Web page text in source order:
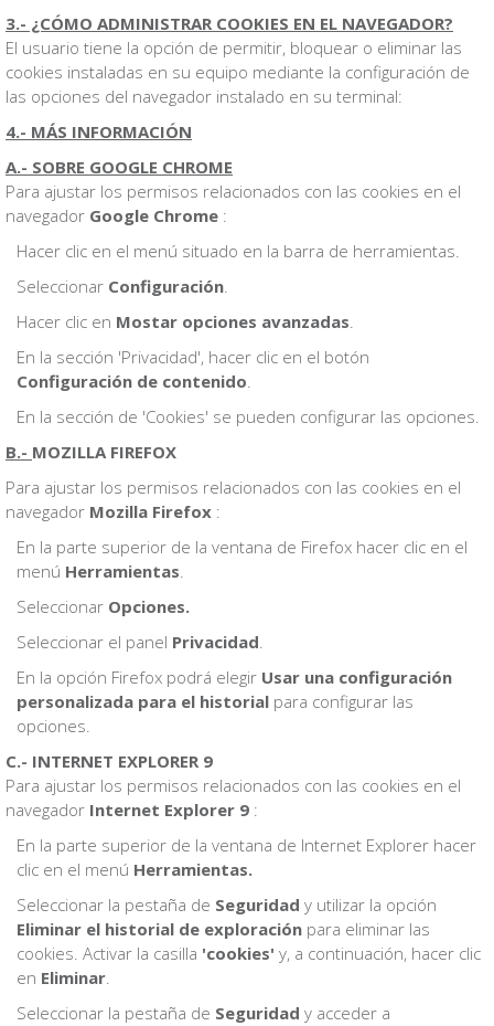
3.- ¿CÓMO ADMINISTRAR COOKIES EN EL NAVEGADOR?
El usuario tiene la opción de permitir, bloquear o eliminar las
cookies instaladas en su equipo mediante la configuración de
las opciones del navegador instalado en su terminal:
4.- MÁS INFORMACIÓN
A.- SOBRE GOOGLE CHROME
Para ajustar los permisos relacionados con las cookies en el
navegador Google Chrome :
Hacer clic en el menú situado en la barra de herramientas.
Seleccionar Configuración.
Hacer clic en Mostar opciones avanzadas.
En la sección 'Privacidad', hacer clic en el botón
Configuración de contenido.
En la sección de 'Cookies' se pueden configurar las opciones.
B.- MOZILLA FIREFOX
Para ajustar los permisos relacionados con las cookies en el
navegador Mozilla Firefox :
En la parte superior de la ventana de Firefox hacer clic en el
menú Herramientas.
Seleccionar Opciones.
Seleccionar el panel Privacidad.
En la opción Firefox podrá elegir Usar una configuración
personalizada para el historial para configurar las
opciones.
C.- INTERNET EXPLORER 9
Para ajustar los permisos relacionados con las cookies en el
navegador Internet Explorer 9 :
En la parte superior de la ventana de Internet Explorer hacer
clic en el menú Herramientas.
Seleccionar la pestaña de Seguridad y utilizar la opción
Eliminar el historial de exploración para eliminar las
cookies. Activar la casilla 'cookies' y, a continuación, hacer clic
en Eliminar.
Seleccionar la pestaña de Seguridad y acceder a